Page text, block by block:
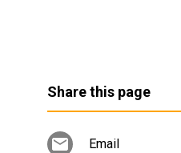
Share this page
Email